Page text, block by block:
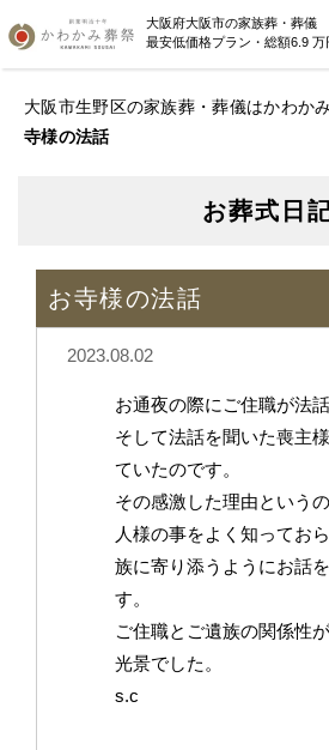
大阪府大阪市の家族葬・葬儀
最安低価格プラン・総額6.9 万
大阪市生野区の家族葬・葬儀はかわか
寺様の法話
お葬式日
お寺様の法話
2023.08.02
お通夜の際にご住職が法
そして法話を聞いた喪主
ていたのです。
その感激した理由という
人様の事をよく知ってお
族に寄り添うようにお話
す。
ご住職とご遺族の関係性
光景でした。
s.c